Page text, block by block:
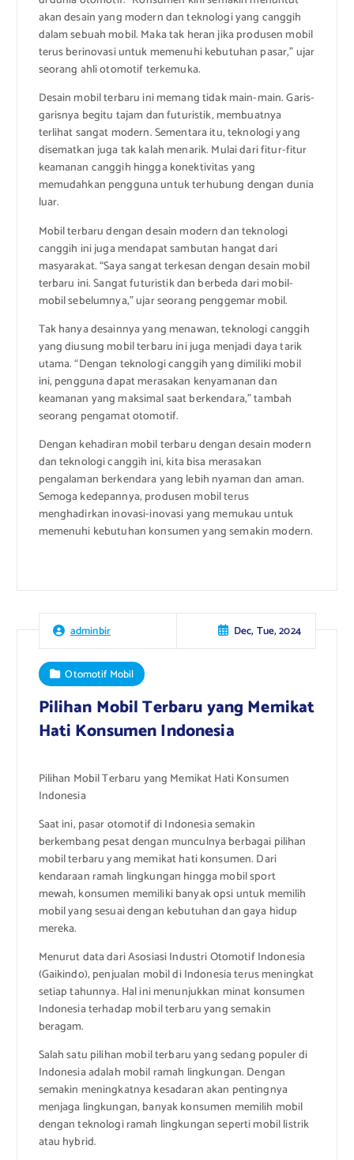
akan desain yang modern dan teknologi yang canggih
dalam sebuah mobil. Maka tak heran jika produsen mobil
terus berinovasi untuk memenuhi kebutuhan pasar,” ujar
seorang ahli otomotif terkemuka.
Desain mobil terbaru ini memang tidak main-main. Garis-
garisnya begitu tajam dan futuristik, membuatnya
terlihat sangat modern. Sementara itu, teknologi yang
disematkan juga tak kalah menarik. Mulai dari fitur-fitur
keamanan canggih hingga konektivitas yang
memudahkan pengguna untuk terhubung dengan dunia
luar.
Mobil terbaru dengan desain modern dan teknologi
canggih ini juga mendapat sambutan hangat dari
masyarakat. “Saya sangat terkesan dengan desain mobil
terbaru ini. Sangat futuristik dan berbeda dari mobil-
mobil sebelumnya,” ujar seorang penggemar mobil.
Tak hanya desainnya yang menawan, teknologi canggih
yang diusung mobil terbaru ini juga menjadi daya tarik
utama. “Dengan teknologi canggih yang dimiliki mobil
ini, pengguna dapat merasakan kenyamanan dan
keamanan yang maksimal saat berkendara,” tambah
seorang pengamat otomotif.
Dengan kehadiran mobil terbaru dengan desain modern
dan teknologi canggih ini, kita bisa merasakan
pengalaman berkendara yang lebih nyaman dan aman.
Semoga kedepannya, produsen mobil terus
menghadirkan inovasi-inovasi yang memukau untuk
memenuhi kebutuhan konsumen yang semakin modern.
adminbir Dec, Tue, 2024
Otomotif Mobil
Pilihan Mobil Terbaru yang Memikat
Hati Konsumen Indonesia
Pilihan Mobil Terbaru yang Memikat Hati Konsumen
Indonesia
Saat ini, pasar otomotif di Indonesia semakin
berkembang pesat dengan munculnya berbagai pilihan
mobil terbaru yang memikat hati konsumen. Dari
kendaraan ramah lingkungan hingga mobil sport
mewah, konsumen memiliki banyak opsi untuk memilih
mobil yang sesuai dengan kebutuhan dan gaya hidup
mereka.
Menurut data dari Asosiasi Industri Otomotif Indonesia
(Gaikindo), penjualan mobil di Indonesia terus meningkat
setiap tahunnya. Hal ini menunjukkan minat konsumen
Indonesia terhadap mobil terbaru yang semakin
beragam.
Salah satu pilihan mobil terbaru yang sedang populer di
Indonesia adalah mobil ramah lingkungan. Dengan
semakin meningkatnya kesadaran akan pentingnya
menjaga lingkungan, banyak konsumen memilih mobil
dengan teknologi ramah lingkungan seperti mobil listrik
atau hybrid.